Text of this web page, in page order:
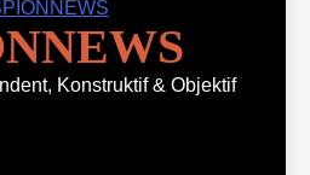
Konstruktif & Objektif